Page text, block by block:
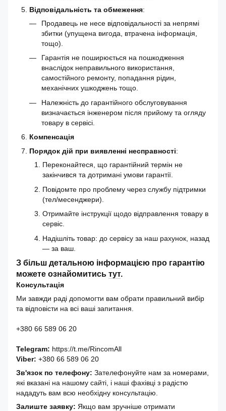
Відповідальність та обмеження:
Продавець не несе відповідальності за непрямі
збитки (упущена вигода, втрачена інформація,
тощо).
Гарантія не поширюється на пошкодження
внаслідок неправильного використання,
самостійного ремонту, попадання рідин,
механічних ушкоджень тощо.
Належність до гарантійного обслуговування
визначається інженером після прийому та огляду
товару в сервісі.
Компенсація
Порядок дій при виявленні несправності:
Переконайтеся, що гарантійний термін не
закінчився та дотримані умови гарантії.
Повідомте про проблему через службу підтримки
(тел/месенджери).
Отримайте інструкції щодо відправлення товару в
сервіс.
Надішліть товар: до сервісу за наш рахунок, назад
— за ваш.
З більш детальною інформацією про гарантію
можете ознайомитись тут.
Консультація
Ми завжди раді допомогти вам обрати правильний вибір
та відповісти на всі ваші запитання.
+380 66 589 06 20
Telegram: https://t.me/RincomAll
Viber: +380 66 589 06 20
Зв'язок по телефону: Зателефонуйте нам за номерами,
які вказані на нашому сайті, і наші фахівці з радістю
нададуть вам всю необхідну консультацію.
Залиште заявку: Якщо вам зручніше отримати